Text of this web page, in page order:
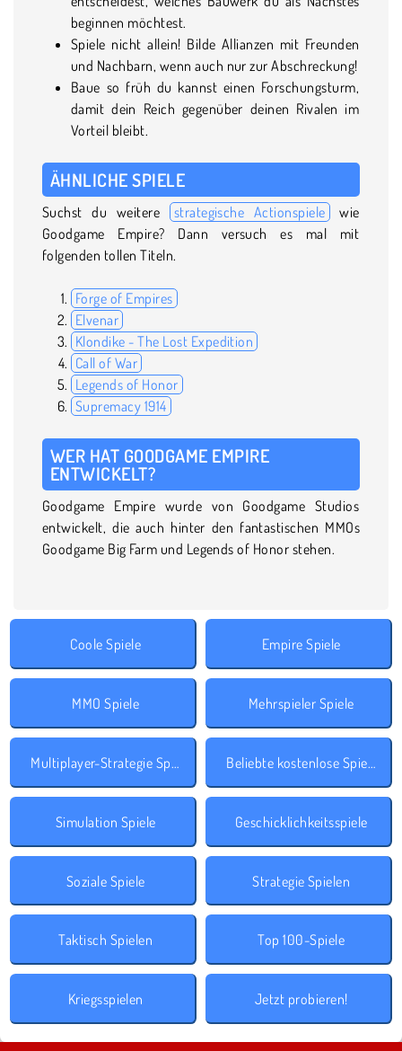
beginnen möchtest.
Spiele nicht allein! Bilde Allianzen mit Freunden
und Nachbarn, wenn auch nur zur Abschreckung!
Baue so früh du kannst einen Forschungsturm,
damit dein Reich gegenüber deinen Rivalen im
Vorteil bleibt.
ÄHNLICHE SPIELE
Suchst du weitere strategische Actionspiele wie
Goodgame Empire? Dann versuch es mal mit
folgenden tollen Titeln.
Forge of Empires
Elvenar
Klondike - The Lost Expedition
Call of War
Legends of Honor
Supremacy 1914
WER HAT GOODGAME EMPIRE
ENTWICKELT?
Goodgame Empire wurde von Goodgame Studios
entwickelt, die auch hinter den fantastischen MMOs
Goodgame Big Farm und Legends of Honor stehen.
Coole Spiele Empire Spiele
MMO Spiele Mehrspieler Spiele
Multiplayer-Strategie Spiele Beliebte kostenlose Spiele
Simulation Spiele Geschicklichkeitsspiele
Soziale Spiele Strategie Spielen
Taktisch Spielen Top 100-Spiele
Kriegsspielen Jetzt probieren!